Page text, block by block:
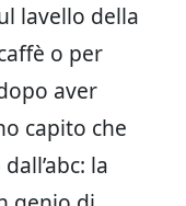
lavello della
o per
aver
capito che
la